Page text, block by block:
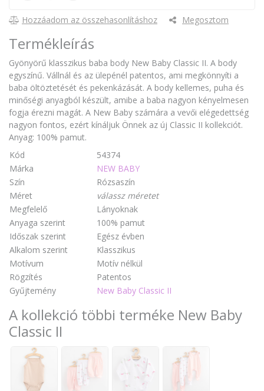
Hozzáadom az összehasonlításhoz Megosztom
Termékleírás
Gyönyörű klasszikus baba body New Baby Classic II. A body
egyszínű. Vállnál és az ülepénél patentos, ami megkönnyíti a
baba öltöztetését és pekenkázását. A body kellemes, puha és
minőségi anyagból készült, amibe a baba nagyon kényelmesen
fogja érezni magát. A New Baby számára a vevői elégedettség
nagyon fontos, ezért kínáljuk Önnek az új Classic II kollekciót.
Anyag: 100% pamut.
Kód
54374
Márka
NEW BABY
Szín
Rózsaszín
Méret
válassz méretet
Megfelelő
Lányoknak
Anyaga szerint
100% pamut
Időszak szerint
Egész évben
Alkalom szerint
Klasszikus
Motívum
Motív nélkül
Rögzítés
Patentos
Gyűjtemény
New Baby Classic II
A kollekció többi terméke New Baby
Classic II